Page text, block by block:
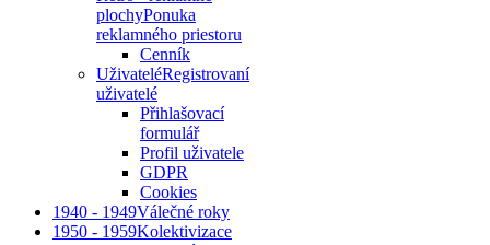
plochyPonuka
reklamného priestoru
Cenník
UživateléRegistrovaní
uživatelé
Přihlašovací
formulář
Profil uživatele
GDPR
Cookies
1940 - 1949Válečné roky
1950 - 1959Kolektivizace